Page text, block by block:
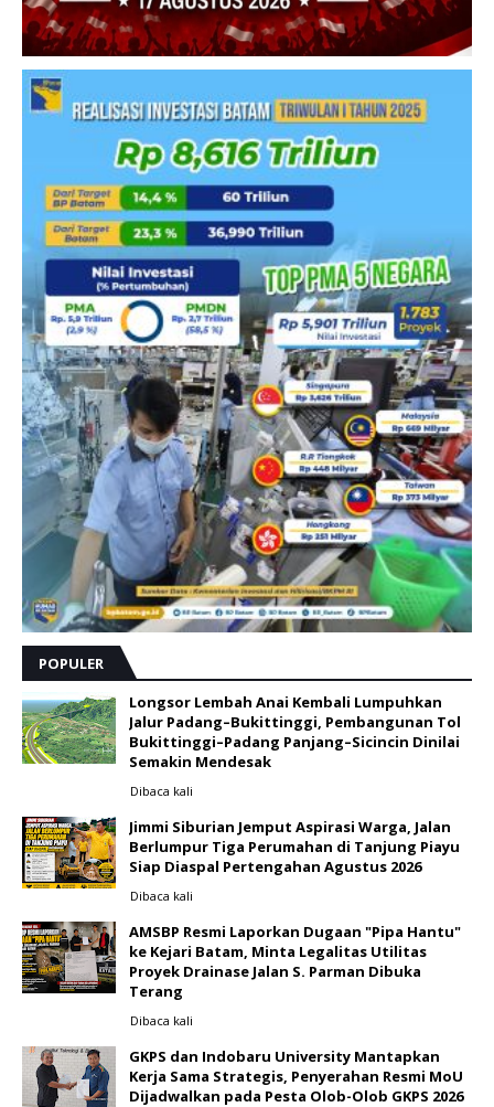
POPULER
Longsor Lembah Anai Kembali Lumpuhkan
Jalur Padang–Bukittinggi, Pembangunan Tol
Bukittinggi–Padang Panjang–Sicincin Dinilai
Semakin Mendesak
Dibaca kali
Jimmi Siburian Jemput Aspirasi Warga, Jalan
Berlumpur Tiga Perumahan di Tanjung Piayu
Siap Diaspal Pertengahan Agustus 2026 ‎
Dibaca kali
AMSBP Resmi Laporkan Dugaan "Pipa Hantu"
ke Kejari Batam, Minta Legalitas Utilitas
Proyek Drainase Jalan S. Parman Dibuka
Terang
Dibaca kali
GKPS dan Indobaru University Mantapkan
Kerja Sama Strategis, Penyerahan Resmi MoU
Dijadwalkan pada Pesta Olob-Olob GKPS 2026 ‎